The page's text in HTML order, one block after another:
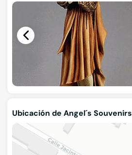
Ubicación de Angel´s Souvenirs